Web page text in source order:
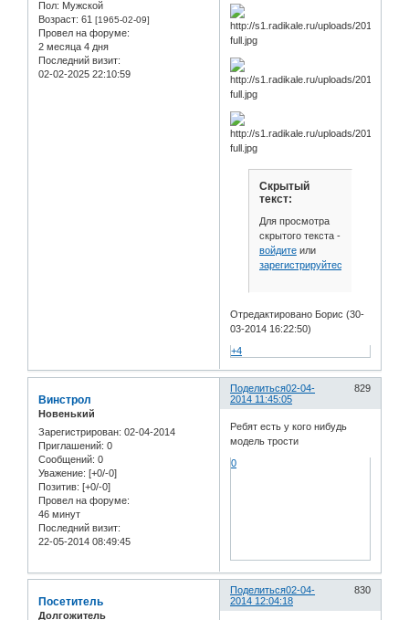
Пол: Мужской
Возраст: 61 [1965-02-09]
Провел на форуме:
2 месяца 4 дня
Последний визит:
02-02-2025 22:10:59
Скрытый
текст:
Для просмотра
скрытого текста -
войдитеили
зарегистрируйтесь
Отредактировано Борис (30-
03-2014 16:22:50)
+4
Поделиться 829
02-04-
2014 11:45:05
Винстрол
Новенький
Зарегистрирован: 02-04-2014
Приглашений: 0
Сообщений: 0
Уважение: [+0/-0]
Позитив: [+0/-0]
Провел на форуме:
46 минут
Последний визит:
22-05-2014 08:49:45
Ребят есть у кого нибудь
модель трости
0
Поделиться 830
02-04-
2014 12:04:18
Посетитель
Долгожитель